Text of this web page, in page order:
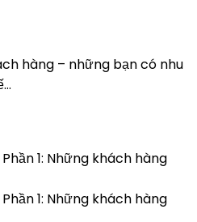
hàng – những bạn có nhu